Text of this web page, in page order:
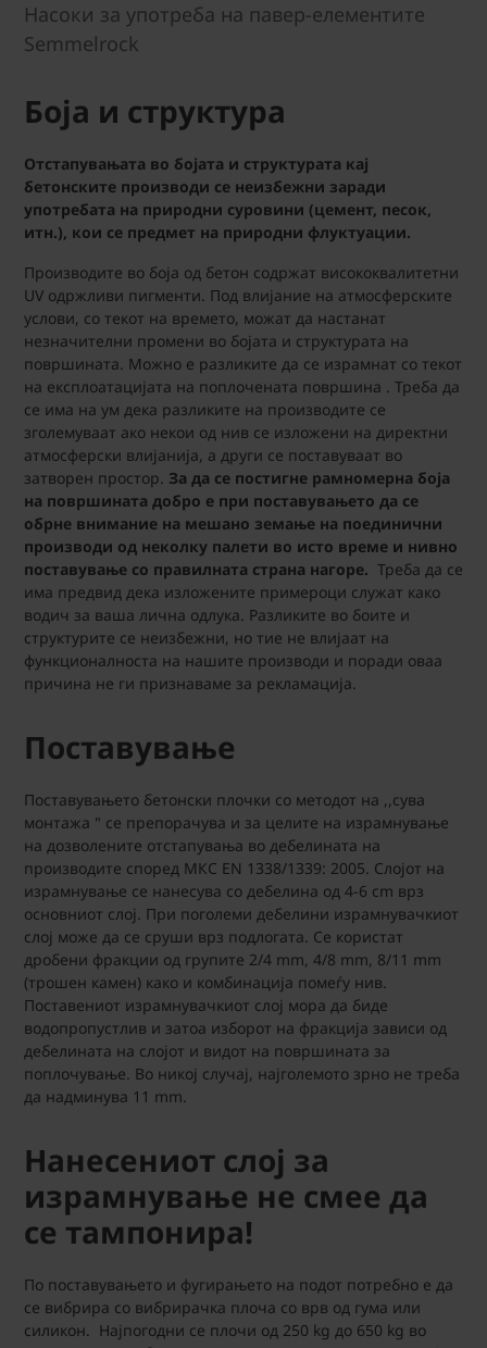
Насоки за употреба на павер-елементите
Semmelrock
Боја и структура
Отстапувањата во бојата и структурата кај
бетонските производи се неизбежни заради
употребата на природни суровини (цемент, песок,
итн.), кои се предмет на природни флуктуации.
Производите во боја од бетон содржат висококвалитетни
UV одржливи пигменти. Под влијание на атмосферските
услови, со текот на времето, можат да настанат
незначителни промени во бојата и структурата на
површината. Можно е разликите да се израмнат со текот
на експлоатацијата на поплочената површина . Треба да
се има на ум дека разликите на производите се
зголемуваат ако некои од нив се изложени на директни
атмосферски влијанија, а други се поставуваат во
затворен простор. За да се постигне рамномерна боја
на површината добро e при поставувањето да се
обрне внимание на мешано земање на поединични
производи од неколку палети во исто време и нивно
поставување со правилната страна нагоре. Треба да се
има предвид дека изложените примероци служат како
водич за ваша лична одлука. Разликите во боите и
структурите се неизбежни, но тие не влијаат на
функционалноста на нашите производи и поради оваа
причина не ги признаваме за рекламација.
Поставување
Поставувањето бетонски плочки со методот на ,,сува
монтажа " се препорачува и за целите на израмнување
на дозволените отстапувања во дебелината на
производите според МКС EN 1338/1339: 2005. Слојот на
израмнување се нанесува со дебелина од 4-6 cm врз
основниот слој. При поголеми дебелини израмнувачкиот
слој може да се сруши врз подлогата. Се користат
дробени фракции од групите 2/4 mm, 4/8 mm, 8/11 mm
(трошен камен) како и комбинација помеѓу нив.
Поставениот израмнувачкиот слој мора да биде
водопропустлив и затоа изборот на фракција зависи од
дебелината на слојот и видот на површината за
поплочување. Во никој случај, најголемото зрно не треба
да надминува 11 mm.
Нанесениот слој за
израмнување не смее да
се тампонира!
По поставувањето и фугирањето на подот потребно е да
се вибрира со вибрирачка плоча со врв од гума или
силикон. Најпогодни се плочи од 250 kg до 650 kg во